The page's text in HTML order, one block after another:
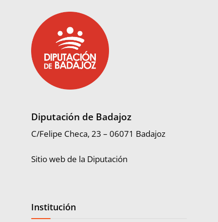
Diputación de Badajoz
C/Felipe Checa, 23 – 06071 Badajoz
Sitio web de la Diputación
Institución